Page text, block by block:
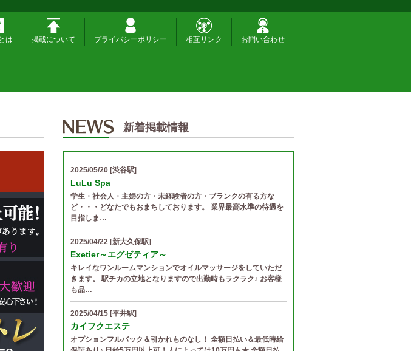
は 掲載について プライバシーポリシー 相互リンク お問い合わせ
新着掲載情報
2025/05/20[渋谷駅]
LuLu Spa
学生・社会人・主婦の方・未経験者の方・ブランクの有る方な
ど・・・どなたでもおまちしております。 業界最高水準の待遇を
目指しま…
2025/04/22[新大久保駅]
Exetier～エグゼティア～
キレイなワンルームマンションでオイルマッサージをしていただ
きます。 駅チカの立地となりますので出勤時もラクラク♪ お客様
も品…
2025/04/15[平井駅]
カイフクエステ
オプションフルバック＆引かれものなし！ 全額日払い＆最低時給